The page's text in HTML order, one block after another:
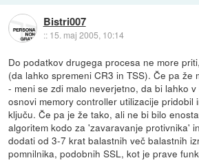
Bistri007
:: 15. maj 2005, 10:14
Do podatkov drugega procesa ne more
(da lahko spremeni CR3 in TSS). Če pa že
- meni se zdi malo neverjetno, da bi lahko
osnovi memory controller utilizacije pridobil
ključu. Če pa je že tako, ali ne bi bilo
algoritem kodo za 'zavaravanje protivnika'
dodati od 3-7 krat balastnih več balastnih
pomnilnika, podobnih SSL, kot je prave